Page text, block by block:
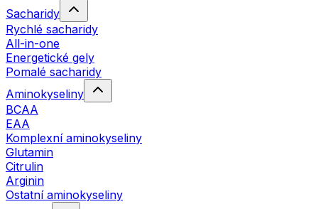
Sacharidy
Rychlé sacharidy
All-in-one
Energetické gely
Pomalé sacharidy
Aminokyseliny
BCAA
EAA
Komplexní aminokyseliny
Glutamin
Citrulin
Arginin
Ostatní aminokyseliny